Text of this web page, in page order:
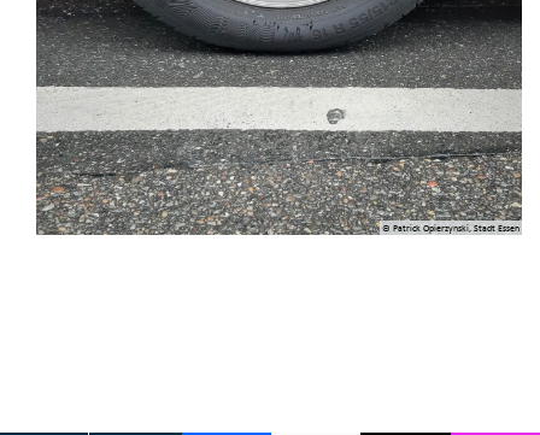
© Patrick Opierzynski, Stadt Essen